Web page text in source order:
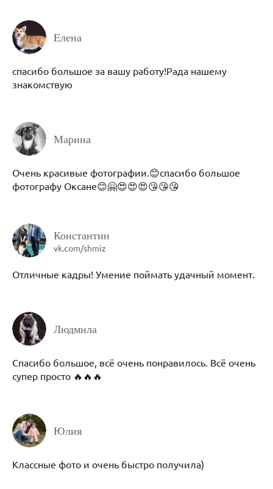
Eлена
спасибо большое за вашу работу!Рада нашему
знакомствую
Марина
Очень красивые фотографии.😊спасибо большое
фотографу Оксане😊🤗😍😍😍😘😘😘
Константин
vk.com/shmiz
Отличные кадры! Умение поймать удачный момент.
Людмила
Спасибо большое, всё очень понравилось. Всё очень
супер просто 🔥🔥🔥
Юлия
Классные фото и очень быстро получила)